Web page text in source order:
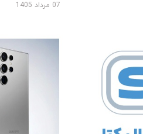
07 مرداد 1405